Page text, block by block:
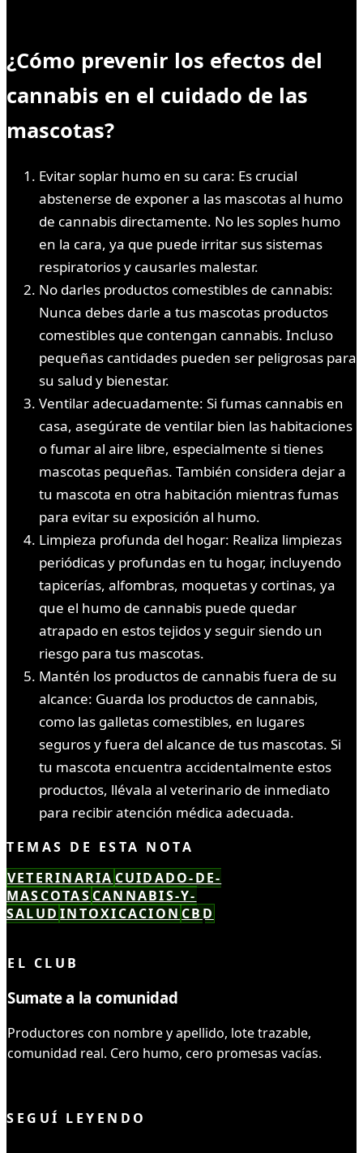
¿Cómo prevenir los efectos del
cannabis en el cuidado de las
mascotas?
Evitar soplar humo en su cara: Es crucial
abstenerse de exponer a las mascotas al humo
de cannabis directamente. No les soples humo
en la cara, ya que puede irritar sus sistemas
respiratorios y causarles malestar.
No darles productos comestibles de cannabis:
Nunca debes darle a tus mascotas productos
comestibles que contengan cannabis. Incluso
pequeñas cantidades pueden ser peligrosas para
su salud y bienestar.
Ventilar adecuadamente: Si fumas cannabis en
casa, asegúrate de ventilar bien las habitaciones
o fumar al aire libre, especialmente si tienes
mascotas pequeñas. También considera dejar a
tu mascota en otra habitación mientras fumas
para evitar su exposición al humo.
Limpieza profunda del hogar: Realiza limpiezas
periódicas y profundas en tu hogar, incluyendo
tapicerías, alfombras, moquetas y cortinas, ya
que el humo de cannabis puede quedar
atrapado en estos tejidos y seguir siendo un
riesgo para tus mascotas.
Mantén los productos de cannabis fuera de su
alcance: Guarda los productos de cannabis,
como las galletas comestibles, en lugares
seguros y fuera del alcance de tus mascotas. Si
tu mascota encuentra accidentalmente estos
productos, llévala al veterinario de inmediato
para recibir atención médica adecuada.
TEMAS DE ESTA NOTA
VETERINARIA CUIDADO-DE-
MASCOTAS CANNABIS-Y-
SALUD INTOXICACION CBD
EL CLUB
Sumate a la comunidad
Productores con nombre y apellido, lote trazable,
comunidad real. Cero humo, cero promesas vacías.
SEGUÍ LEYENDO